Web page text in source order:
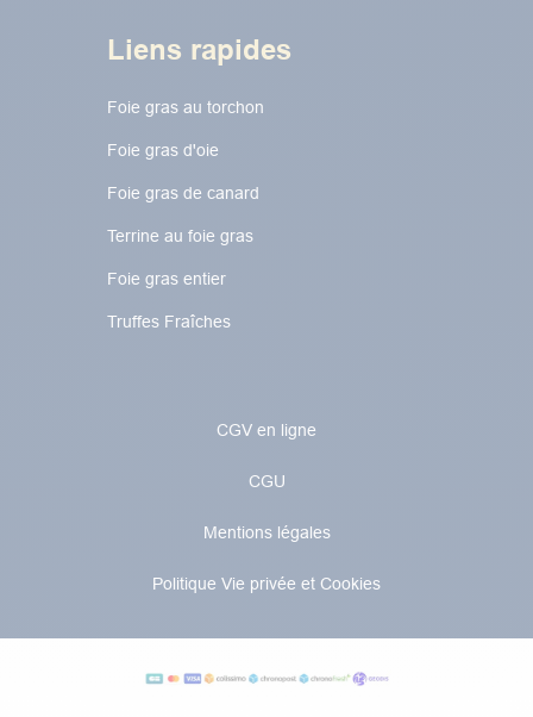
Liens rapides
Foie gras au torchon​​​​
Foie gras d'oie
Foie gras de canard
Terrine au foie gras
Foie gras entier
Truffes Fraîches
CGV en ligne
CGU
Mentions légales
Politique Vie privée et Cookies